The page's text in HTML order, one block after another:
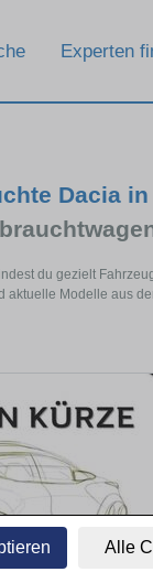
Alle
Experten
Dacia
du gezielt
aktuelle Modelle aus